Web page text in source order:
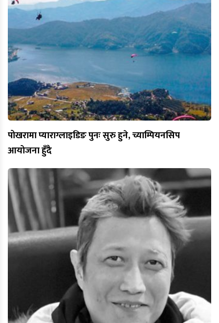
पोखरामा प्याराग्लाइडिङ पुनः सुरु हुने, च्याम्पियनसिप
आयोजना हुँदै